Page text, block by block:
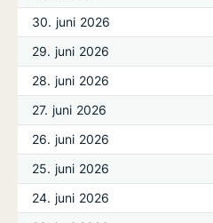
30. juni 2026
29. juni 2026
28. juni 2026
27. juni 2026
26. juni 2026
25. juni 2026
24. juni 2026